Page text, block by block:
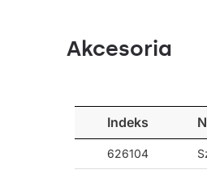
Akcesoria
Indeks
626104